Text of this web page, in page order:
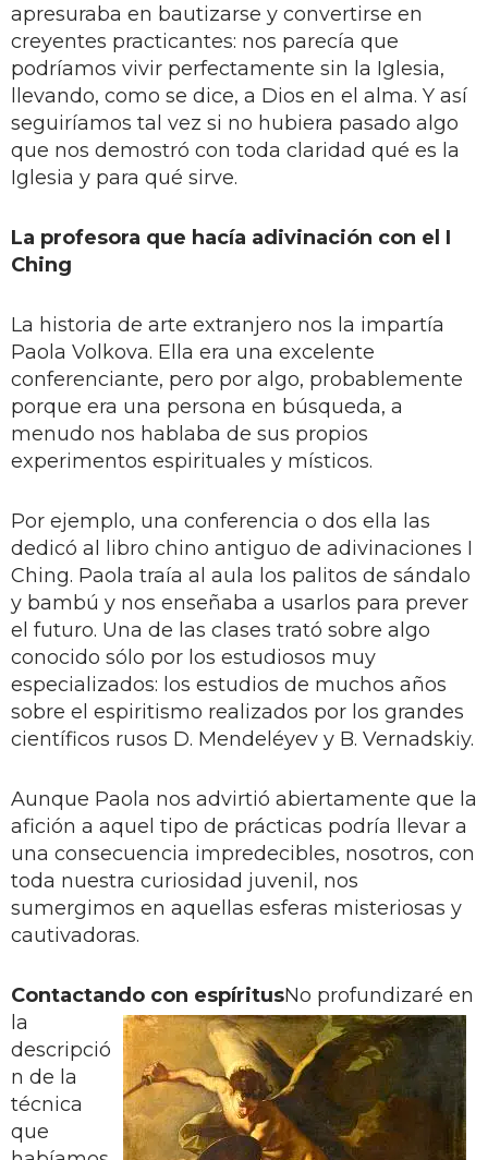
apresuraba en bautizarse y convertirse en
creyentes practicantes: nos parecía que
podríamos vivir perfectamente sin la Iglesia,
llevando, como se dice, a Dios en el alma. Y así
seguiríamos tal vez si no hubiera pasado algo
que nos demostró con toda claridad qué es la
Iglesia y para qué sirve.
La profesora que hacía adivinación con el I
Ching
La historia de arte extranjero nos la impartía
Paola Volkova. Ella era una excelente
conferenciante, pero por algo, probablemente
porque era una persona en búsqueda, a
menudo nos hablaba de sus propios
experimentos espirituales y místicos.
Por ejemplo, una conferencia o dos ella las
dedicó al libro chino antiguo de adivinaciones I
Ching. Paola traía al aula los palitos de sándalo
y bambú y nos enseñaba a usarlos para prever
el futuro. Una de las clases trató sobre algo
conocido sólo por los estudiosos muy
especializados: los estudios de muchos años
sobre el espiritismo realizados por los grandes
científicos rusos D. Mendeléyev y B. Vernadskiy.
Aunque Paola nos advirtió abiertamente que la
afición a aquel tipo de prácticas podría llevar a
una consecuencia impredecibles, nosotros, con
toda nuestra curiosidad juvenil, nos
sumergimos en aquellas esferas misteriosas y
cautivadoras.
Contactando con espíritusNo profundizaré en
la
descripció
n de la
técnica
que